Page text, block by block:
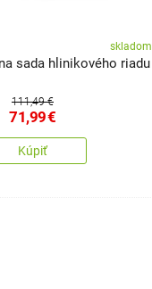
skladom
sada hlinikového riadu
111,49 €
71,99€
Kúpiť